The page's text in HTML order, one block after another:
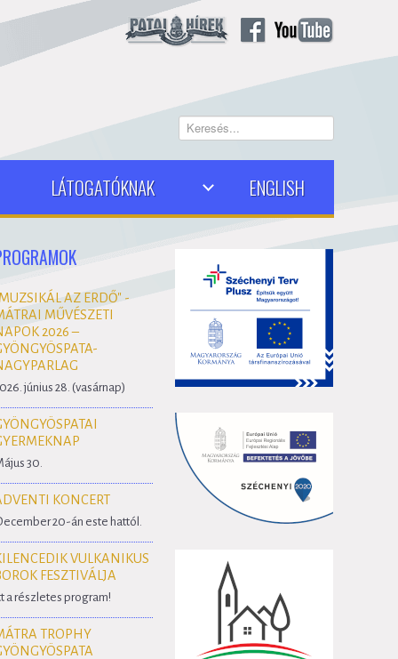
Keresés...
LÁTOGATÓKNAK ENGLISH
AZ ERDŐ" -
MŰVÉSZETI
2026 –
június 28. (vasárnap)
30.
KONCERT
20-án este hattól.
VULKANIKUS
FESZTIVÁLJA
a részletes program!
TROPHY